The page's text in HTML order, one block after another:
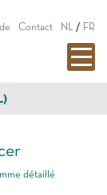
Contact NL / FR
détaillé